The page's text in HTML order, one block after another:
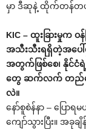
မှာ ဒီဆုနဲ့ ထိုက်တန်
KIC – ထူးခြားမှုက
အသီးသီးရရှိတဲ့အပေါ်မှ
အတွက်ဖြစ်စေ၊ နိုင်ငံ
တွေ ဆက်လက် တည်ဆော
လဲ။
နော်စူစဲန်နာ – ပြေ
ကျော်သွားပြီး။ အ